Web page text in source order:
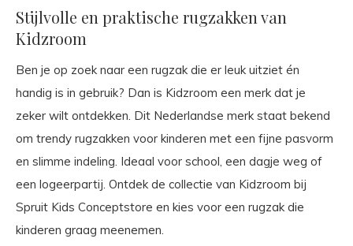
Stijlvolle en praktische rugzakken van
Kidzroom
Ben je op zoek naar een rugzak die er leuk uitziet én
handig is in gebruik? Dan is Kidzroom een merk dat je
zeker wilt ontdekken. Dit Nederlandse merk staat bekend
om trendy rugzakken voor kinderen met een fijne pasvorm
en slimme indeling. Ideaal voor school, een dagje weg of
een logeerpartij. Ontdek de collectie van Kidzroom bij
Spruit Kids Conceptstore en kies voor een rugzak die
kinderen graag meenemen.